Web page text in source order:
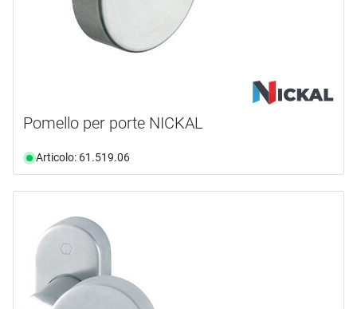
Pomello per porte NICKAL
Articolo: 61.519.06